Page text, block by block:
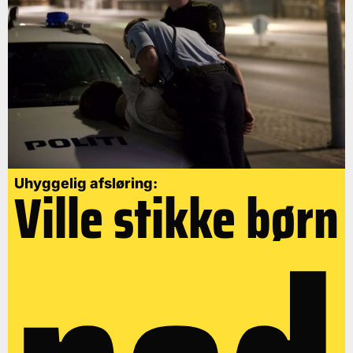
Uhyggelig afsløring:
Ville stikke børn